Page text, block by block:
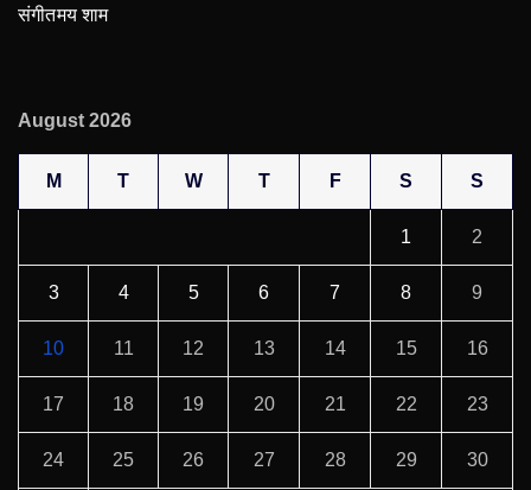
संगीतमय शाम
August 2026
M T W T F S S
1 2
3 4 5 6 7 8 9
10 11 12 13 14 15 16
17 18 19 20 21 22 23
24 25 26 27 28 29 30